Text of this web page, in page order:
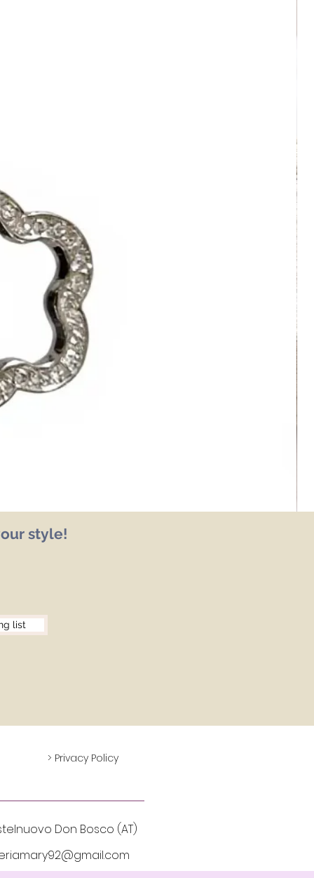
style!
list
> Privacy Policy
Don Bosco (AT)